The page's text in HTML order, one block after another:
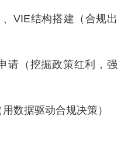
VIE结构搭建（合规出
请（挖掘政策红利，强
数据驱动合规决策）